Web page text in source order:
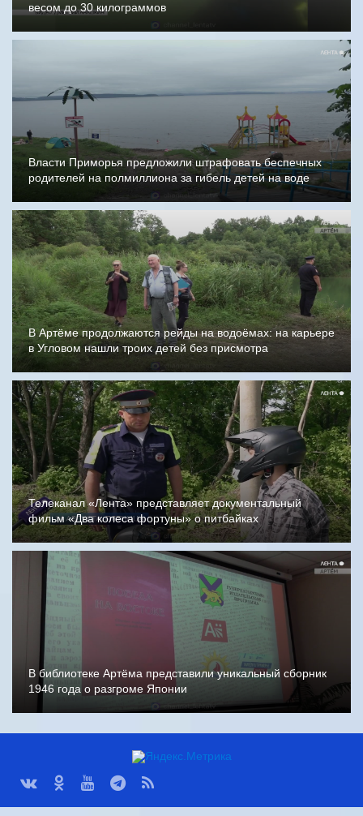
весом до 30 килограммов
Власти Приморья предложили штрафовать беспечных
родителей на полмиллиона за гибель детей на воде
В Артёме продолжаются рейды на водоёмах: на карьере
в Угловом нашли троих детей без присмотра
Телеканал «Лента» представляет документальный
фильм «Два колеса фортуны» о питбайках
В библиотеке Артёма представили уникальный сборник
1946 года о разгроме Японии